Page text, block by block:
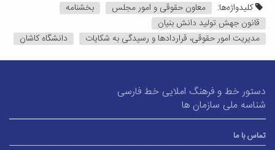
کلیدواژه‌ها:
معاون حقوقی و امور مجلس
بخشنامه
قانون جهش تولید دانش بنیان
مدیریت امور حقوقی، قراردادها و رسیدگی به شکایات
دانشگاه کاشان
دستور خط و فرهنگ املایی خط فارسی
شناسه ملی سازمان ها
تماس با ما